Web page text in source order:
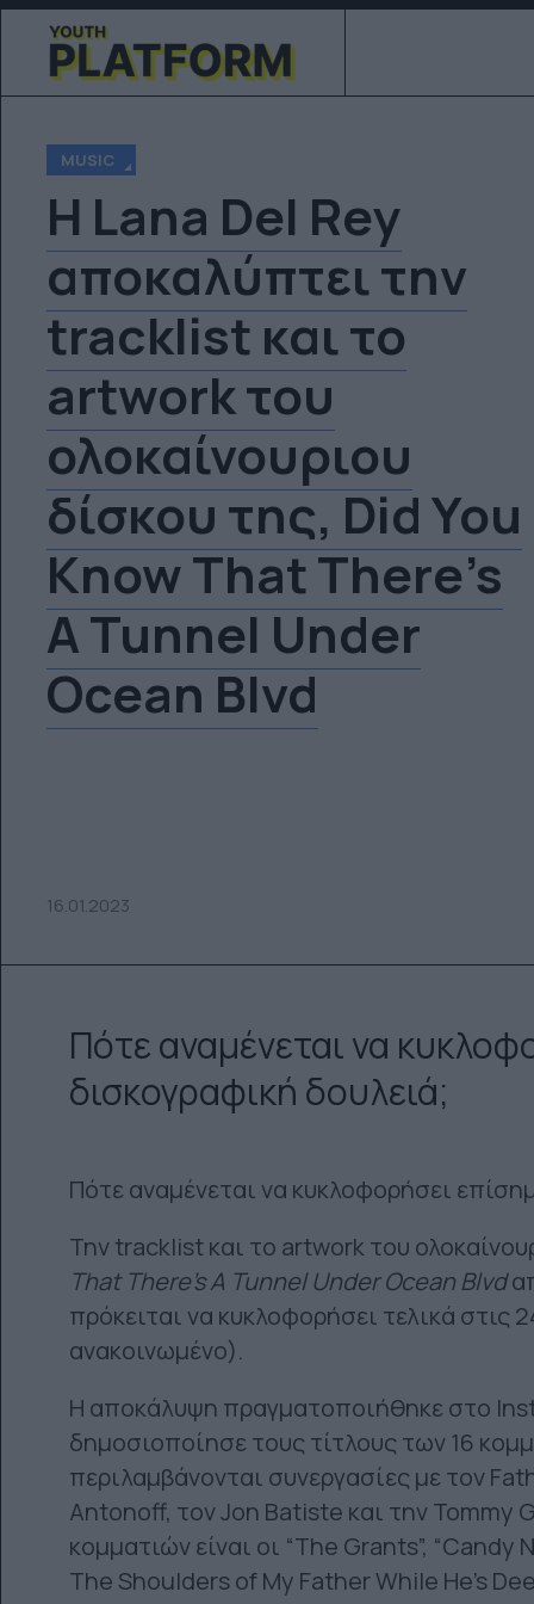
MUSIC
Η Lana Del Rey
αποκαλύπτει την
tracklist και το
artwork του
ολοκαίνουριου
δίσκου της, Did You
Know That There’s
A Tunnel Under
Ocean Blvd
16.01.2023
Πότε αναμένεται να
δισκογραφική δουλειά;
Πότε αναμένεται να κυκλοφορήσει
Την tracklist και το artwork του
ThatThere’sA TunnelUnderOceanBlvd
πρόκειται να κυκλοφορήσει τελικά
ανακοινωμένο).
Η αποκάλυψη πραγματοποιήθηκε στο
δημοσιοποίησε τους τίτλους των 16
περιλαμβάνονται συνεργασίες με τον
Antonoff, τον Jon Batiste και την Tommy
κομματιών είναι οι “The Grants”,
The Shoulders of My Father While He’s